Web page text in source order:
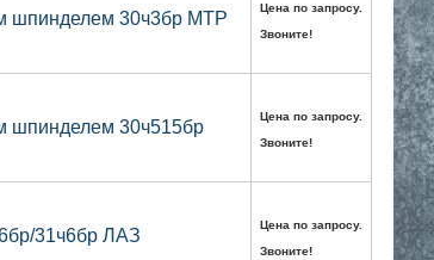
шпинделем 30ч3бр МТР
Цена по запросу.
Звоните!
шпинделем 30ч515бр
Цена по запросу.
Звоните!
31ч6бр ЛАЗ
Цена по запросу.
Звоните!